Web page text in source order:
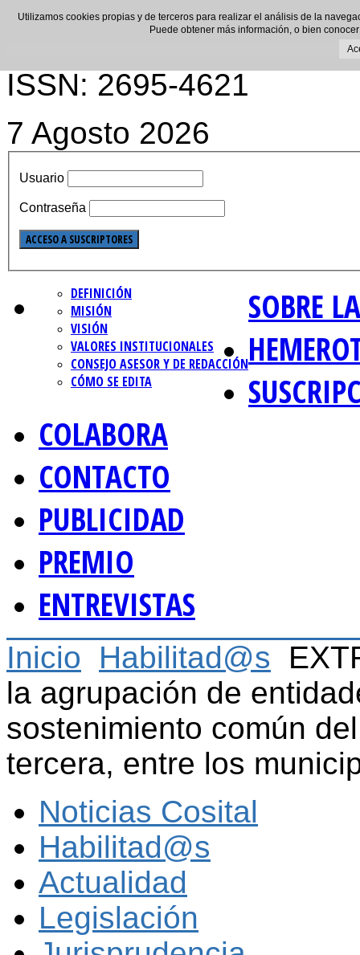
ISSN: 2695-4621
7 Agosto 2026
Usuario
Contraseña
SOBRE
DEFINICIÓN
MISIÓN
VISIÓN
VALORES INSTITUCIONALES
CONSEJO ASESOR Y DE REDACCIÓN
CÓMO SE EDITA
COLABORA
CONTACTO
PUBLICIDAD
PREMIO
ENTREVISTAS
Inicio Habilitad@s
la agrupación de
sostenimiento común
tercera, entre los
Noticias Cosital
Habilitad@s
Actualidad
Legislación
Utilizamos cookies propias y de terceros para realizar el análisis de la
Puede obtener más información, o bien